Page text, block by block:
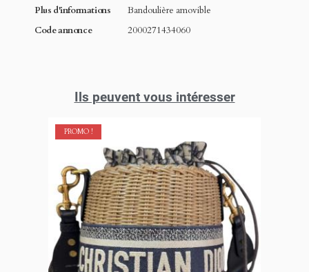
Plus d'informations
Bandoulière amovible
Code annonce
2000271434060
Ils peuvent vous intéresser
PROMO !